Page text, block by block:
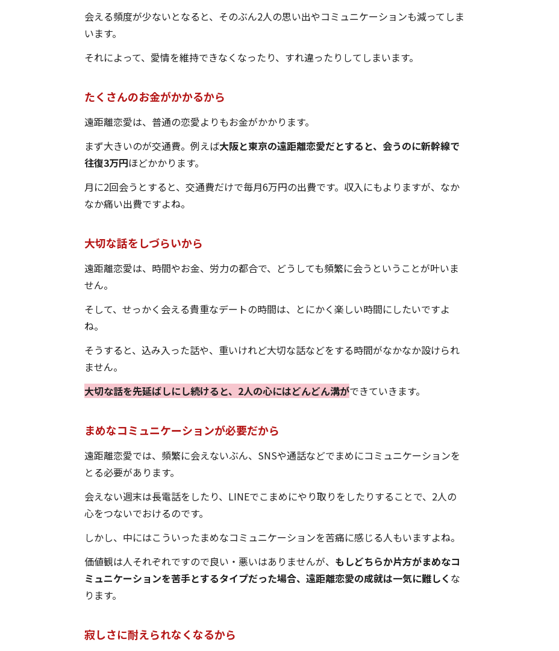
会える頻度が少ないとなると、そのぶん2人の思い出やコミュニケーションも減ってしま
います。
それによって、愛情を維持できなくなったり、すれ違ったりしてしまいます。
たくさんのお金がかかるから
遠距離恋愛は、普通の恋愛よりもお金がかかります。
まず大きいのが交通費。例えば大阪と東京の遠距離恋愛だとすると、会うのに新幹線で
往復3万円ほどかかります。
月に2回会うとすると、交通費だけで毎月6万円の出費です。収入にもよりますが、なか
なか痛い出費ですよね。
大切な話をしづらいから
遠距離恋愛は、時間やお金、労力の都合で、どうしても頻繁に会うということが叶いま
せん。
そして、せっかく会える貴重なデートの時間は、とにかく楽しい時間にしたいですよ
ね。
そうすると、込み入った話や、重いけれど大切な話などをする時間がなかなか設けられ
ません。
大切な話を先延ばしにし続けると、2人の心にはどんどん溝ができていきます。
まめなコミュニケーションが必要だから
遠距離恋愛では、頻繁に会えないぶん、SNSや通話などでまめにコミュニケーションを
とる必要があります。
会えない週末は長電話をしたり、LINEでこまめにやり取りをしたりすることで、2人の
心をつないでおけるのです。
しかし、中にはこういったまめなコミュニケーションを苦痛に感じる人もいますよね。
価値観は人それぞれですので良い・悪いはありませんが、 もしどちらか片方がまめなコ
ミュニケーションを苦手とするタイプだった場合、遠距離恋愛の成就は一気に難しく な
ります。
寂しさに耐えられなくなるから